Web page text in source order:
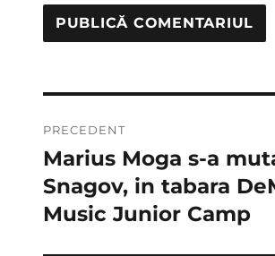
în
articole
PRECEDENT
Articolul
anterior:
Marius Moga s-a
Snagov, in tabara
Music Junior Camp